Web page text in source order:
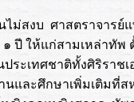
สงบ ศาสตราจารย์
ปี ให้แก่สามเหล่าทั
ระเทศชาติทั้งศิริรา
นและศึกษาเพิ่มเติมที่